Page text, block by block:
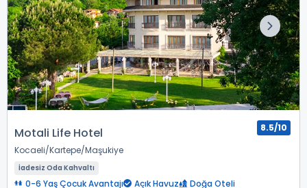
Motali Life Hotel
Kocaeli Kartepe Maşukiye
8.5/10
İadesiz Oda Kahvaltı
0-6 Yaş Çocuk Avantajı Açık Havuz
Doğa Oteli